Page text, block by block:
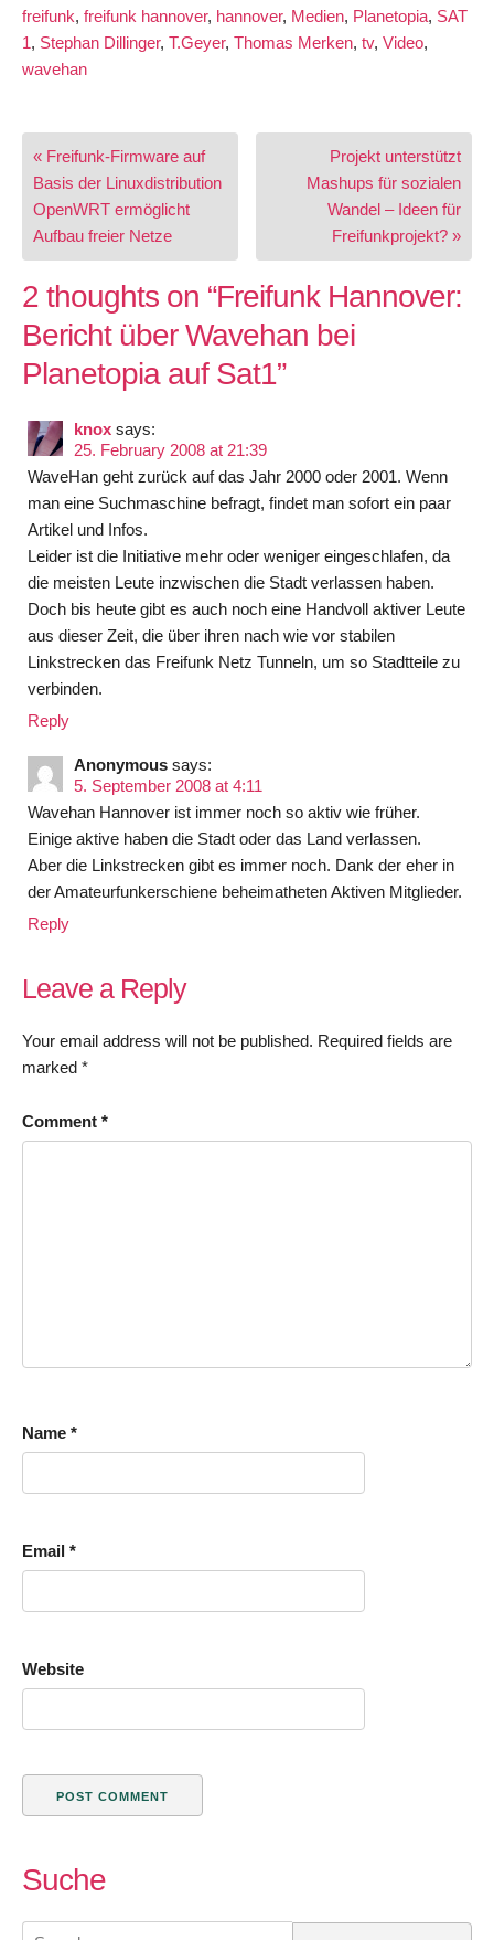
freifunk, freifunk hannover, hannover, Medien, Planetopia, SAT
1, Stephan Dillinger, T.Geyer, Thomas Merken, tv, Video,
wavehan
Post
navigation
« Freifunk-Firmware auf
Basis der Linuxdistribution
OpenWRT ermöglicht
Aufbau freier Netze
Projekt unterstützt
Mashups für sozialen
Wandel – Ideen für
Freifunkprojekt? »
2 thoughts on “Freifunk Hannover:
Bericht über Wavehan bei
Planetopia auf Sat1”
knox says:
25. February 2008 at 21:39
WaveHan geht zurück auf das Jahr 2000 oder 2001. Wenn
man eine Suchmaschine befragt, findet man sofort ein paar
Artikel und Infos.
Leider ist die Initiative mehr oder weniger eingeschlafen, da
die meisten Leute inzwischen die Stadt verlassen haben.
Doch bis heute gibt es auch noch eine Handvoll aktiver Leute
aus dieser Zeit, die über ihren nach wie vor stabilen
Linkstrecken das Freifunk Netz Tunneln, um so Stadtteile zu
verbinden.
Reply
Anonymous says:
5. September 2008 at 4:11
Wavehan Hannover ist immer noch so aktiv wie früher.
Einige aktive haben die Stadt oder das Land verlassen.
Aber die Linkstrecken gibt es immer noch. Dank der eher in
der Amateurfunkerschiene beheimatheten Aktiven Mitglieder.
Reply
Leave a Reply
Your email address will not be published. Required fields are
marked *
Comment *
Name *
Email *
Website
Suche
Search